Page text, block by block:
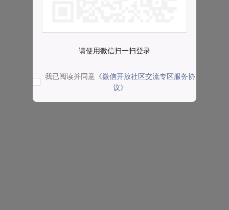
请使用微信扫一扫登录
我已阅读并同意 《微信开放社区交流专区服务协
议》